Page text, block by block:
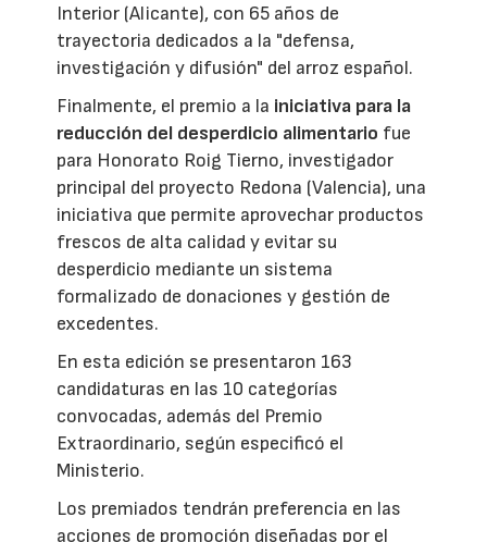
Interior (Alicante), con 65 años de
trayectoria dedicados a la "defensa,
investigación y difusión" del arroz español.
Finalmente, el premio a la iniciativa para la
reducción del desperdicio alimentario fue
para Honorato Roig Tierno, investigador
principal del proyecto Redona (Valencia), una
iniciativa que permite aprovechar productos
frescos de alta calidad y evitar su
desperdicio mediante un sistema
formalizado de donaciones y gestión de
excedentes.
En esta edición se presentaron 163
candidaturas en las 10 categorías
convocadas, además del Premio
Extraordinario, según especificó el
Ministerio.
Los premiados tendrán preferencia en las
acciones de promoción diseñadas por el